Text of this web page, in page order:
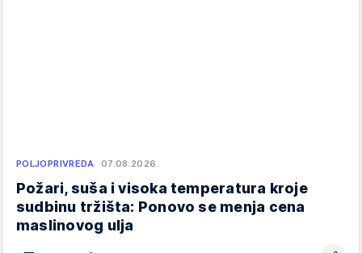
POLJOPRIVREDA 07.08.2026.
Požari, suša i visoka temperatura kroje
sudbinu tržišta: Ponovo se menja cena
maslinovog ulja